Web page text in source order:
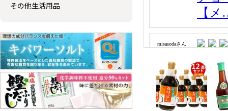
その他生活用品